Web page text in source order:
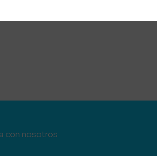
con nosotros